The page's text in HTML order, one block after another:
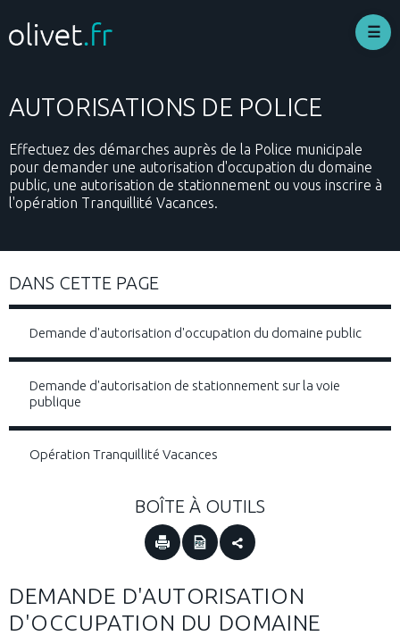
contenu
principal
AUTORISATIONS DE POLICE
Effectuez des démarches auprès de la Police municipale
pour demander une autorisation d'occupation du domaine
public, une autorisation de stationnement ou vous inscrire à
l'opération Tranquillité Vacances.
DANS CETTE PAGE
Demande d'autorisation d'occupation du domaine public
Demande d'autorisation de stationnement sur la voie
publique
Opération Tranquillité Vacances
BOÎTE À OUTILS
DEMANDE D'AUTORISATION
D'OCCUPATION DU DOMAINE